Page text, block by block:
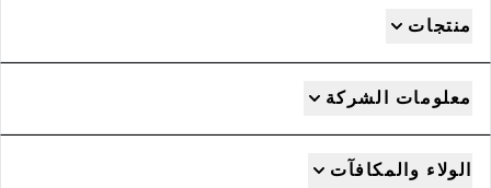
منتجات
معلومات الشركة
الولاء والمكافآت